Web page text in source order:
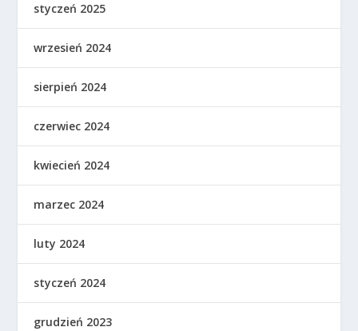
styczeń 2025
wrzesień 2024
sierpień 2024
czerwiec 2024
kwiecień 2024
marzec 2024
luty 2024
styczeń 2024
grudzień 2023